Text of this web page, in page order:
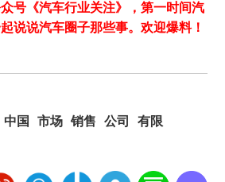
号《汽车行业关注》，第一时间汽
说说汽车圈子那些事。欢迎爆料！
中国 市场 销售 公司
有限